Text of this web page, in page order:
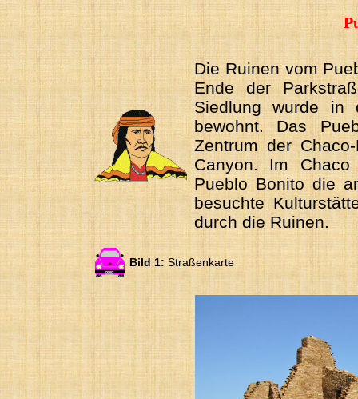
Die Ruinen vom
Ende der
Siedlung wurde in
bewohnt. Das
Zentrum der
Canyon. Im
Pueblo Bonito die
besuchte
durch die Ruinen.
Bild 1: Straßenkarte